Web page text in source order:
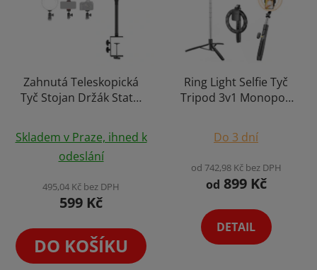
Zahnutá Teleskopická
Tyč Stojan Držák Stativ
Hlava
hodnocení
produktu
je
5,0
5
hvězdiček.
Skladem v Praze, ihned k
odeslání
495,04 Kč bez DPH
599 Kč
DO KOŠÍKU
Ring Light Selfie Tyč
Tripod 3v1 Monopod
Smartphone + Dálk.
Ovládání Výběr Variant
hodnocení
produktu
je
z
Do 3 dní
od 742,98 Kč bez DPH
od 899 Kč
DETAIL